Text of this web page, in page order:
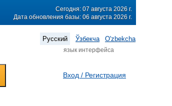
Сегодня: 07 августа 2026 г.
Дата обновления базы: 06 августа 2026 г.
Русский Ўзбекча O'zbekcha
язык интерфейса
Вход / Регистрация